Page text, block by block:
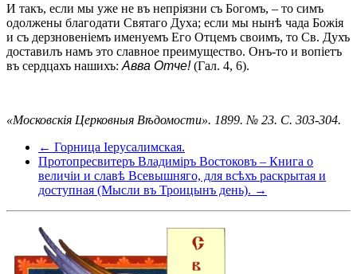
И такъ, если мы уже не въ непріязни съ Богомъ, – то симъ
одолжены благодати Святаго Духа; если мы нынѣ чада Божія
и съ дерзновеніемъ именуемъ Его Отцемъ своимъ, то Св. Духъ
доставилъ намъ это славное преимущество. Онъ-то и вопіетъ
въ сердцахъ нашихъ: Авва Отче!(Гал. 4, 6).
«Московскія Церковныя Вѣдомости». 1899. № 23. С. 303-304.
← Горница Іерусалимская.
Протопресвитеръ Владиміръ Востоковъ – Книга о
величіи и славѣ Всевышняго, для всѣхъ раскрытая и
доступная (Мысли въ Троицынъ день). →